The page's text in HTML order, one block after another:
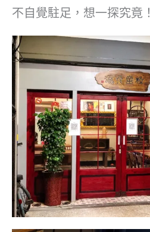
不自覺駐足，想一探究竟！